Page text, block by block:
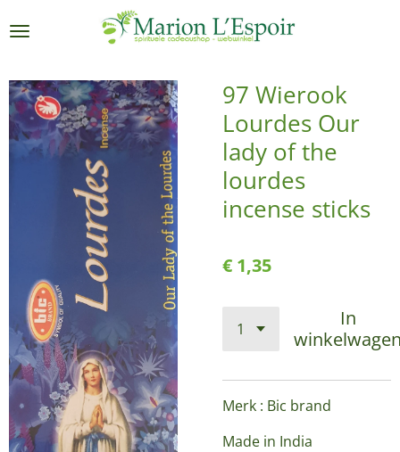
direct
de
hoofdinhoud
97 Wierook
Lourdes Our
lady of the
lourdes
incense sticks
€ 1,35
In
Merk : Bic brand
Made in India